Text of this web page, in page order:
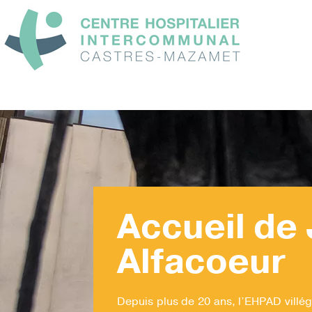
Fil
d'Ariane
Accueil de
Alfacoeur
Depuis plus de 20 ans, l’EHPAD